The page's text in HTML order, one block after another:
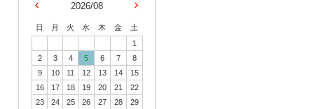
2026/08
日 月 火 水 木 金
土
1
2
3 4 5 6 7
8
9
10 11 12 13 14
15
16
17 18 19 20 21
22
23
24 25 26 27 28
29